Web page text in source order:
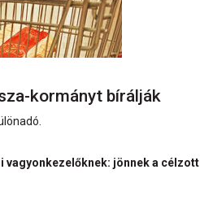
kormányt bírálják
vagyonkezelőknek: jönnek a célzott